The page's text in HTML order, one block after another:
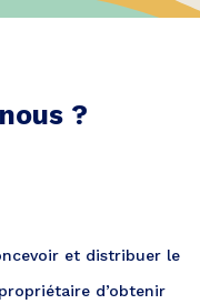
?
et distribuer le
d’obtenir